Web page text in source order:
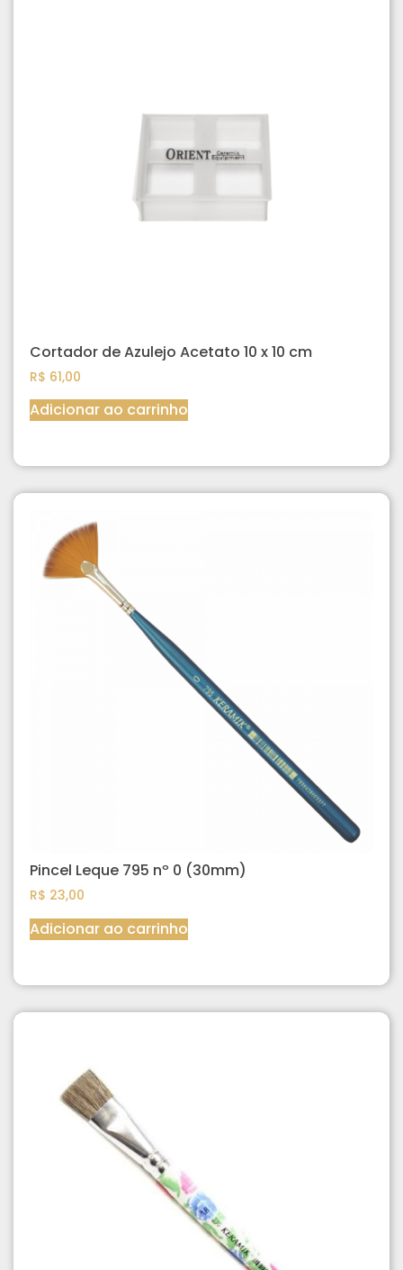
Cortador de Azulejo Acetato 10 x 10 cm
R$ 61,00
Adicionar ao carrinho
Pincel Leque 795 nº 0 (30mm)
R$ 23,00
Adicionar ao carrinho